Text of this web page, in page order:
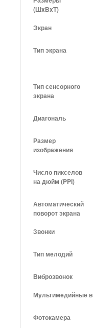
(ШxВxТ)
Экран
Тип экрана
Тип сенсорного
экрана
Диагональ
Размер
изображения
Число пикселов
на дюйм (PPI)
Автоматический
поворот экрана
Звонки
Тип мелодий
Виброзвонок
Мультимедийные
Фотокамера